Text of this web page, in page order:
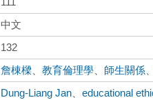
中文
132
詹棟樑 、教育倫理學 師生關係
Dung-Liang Jan 、educational